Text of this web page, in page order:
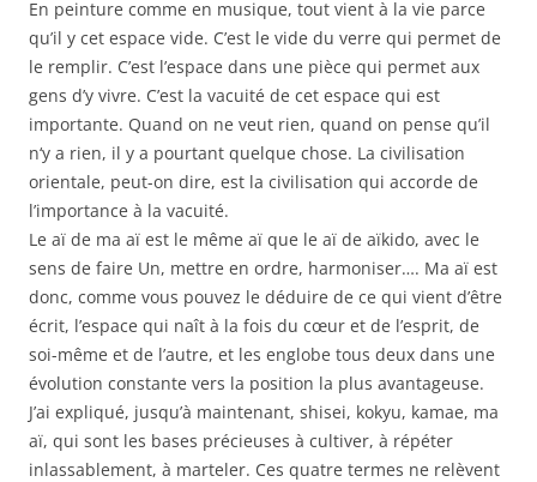
En peinture comme en musique, tout vient à la vie parce
qu’il y cet espace vide. C’est le vide du verre qui permet de
le remplir. C’est l’espace dans une pièce qui permet aux
gens d’y vivre. C’est la vacuité de cet espace qui est
importante. Quand on ne veut rien, quand on pense qu’il
n‘y a rien, il y a pourtant quelque chose. La civilisation
orientale, peut-on dire, est la civilisation qui accorde de
l’importance à la vacuité.
Le aï de ma aï est le même aï que le aï de aïkido, avec le
sens de faire Un, mettre en ordre, harmoniser…. Ma aï est
donc, comme vous pouvez le déduire de ce qui vient d’être
écrit, l’espace qui naît à la fois du cœur et de l’esprit, de
soi-même et de l’autre, et les englobe tous deux dans une
évolution constante vers la position la plus avantageuse.
J’ai expliqué, jusqu’à maintenant, shisei, kokyu, kamae, ma
aï, qui sont les bases précieuses à cultiver, à répéter
inlassablement, à marteler. Ces quatre termes ne relèvent